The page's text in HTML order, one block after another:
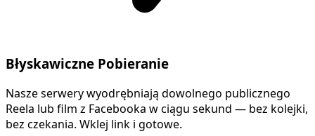
Błyskawiczne Pobieranie
Nasze serwery wyodrębniają dowolnego publicznego
Reela lub film z Facebooka w ciągu sekund — bez kolejki,
bez czekania. Wklej link i gotowe.